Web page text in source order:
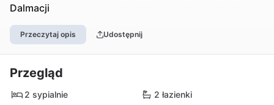
Dalmacji
Przeczytaj opis Udostępnij
Przegląd
2 sypialnie
2 łazienki